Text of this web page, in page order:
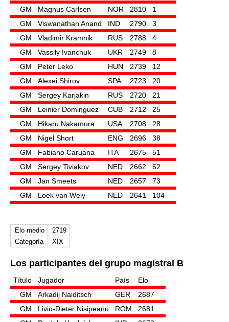
GM
Magnus Carlsen NOR 2810
1
GM
Viswanathan Anand IND 2790
3
GM
Vladimir Kramnik RUS 2788
4
GM
Vassily Ivanchuk UKR 2749
8
GM
Peter Leko HUN 2739
12
GM
Alexei Shirov SPA 2723
20
GM
Sergey Karjakin RUS 2720
21
GM
Leinier Dominguez CUB 2712
25
GM
Hikaru Nakamura USA 2708
28
GM
Nigel Short ENG 2696
38
GM
Fabiano Caruana ITA 2675
51
GM
Sergey Tiviakov NED 2662
62
GM
Jan Smeets NED 2657
73
GM
Loek van Wely NED 2641 104
Elo medio
2719
Categoría
XIX
Los participantes del grupo magistral B
Título Jugador País
Elo
GM
Arkadij Naiditsch GER
2687
GM
Liviu-Dieter Nisipeanu ROM
2681